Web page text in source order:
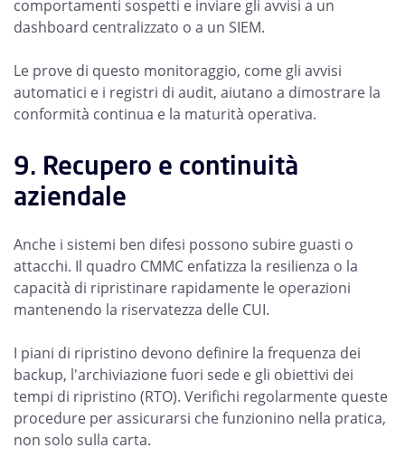
comportamenti sospetti e inviare gli avvisi a un
dashboard centralizzato o a un SIEM.
Le prove di questo monitoraggio, come gli avvisi
automatici e i registri di audit, aiutano a dimostrare la
conformità continua e la maturità operativa.
9. Recupero e continuità
aziendale
Anche i sistemi ben difesi possono subire guasti o
attacchi. Il quadro CMMC enfatizza la resilienza o la
capacità di ripristinare rapidamente le operazioni
mantenendo la riservatezza delle CUI.
I piani di ripristino devono definire la frequenza dei
backup, l'archiviazione fuori sede e gli obiettivi dei
tempi di ripristino (RTO). Verifichi regolarmente queste
procedure per assicurarsi che funzionino nella pratica,
non solo sulla carta.